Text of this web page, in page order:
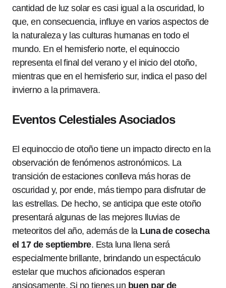
cantidad de luz solar es casi igual a la oscuridad, lo
que, en consecuencia, influye en varios aspectos de
la naturaleza y las culturas humanas en todo el
mundo. En el hemisferio norte, el equinoccio
representa el final del verano y el inicio del otoño,
mientras que en el hemisferio sur, indica el paso del
invierno a la primavera.
Eventos Celestiales Asociados
El equinoccio de otoño tiene un impacto directo en la
observación de fenómenos astronómicos. La
transición de estaciones conlleva más horas de
oscuridad y, por ende, más tiempo para disfrutar de
las estrellas. De hecho, se anticipa que este otoño
presentará algunas de las mejores lluvias de
meteoritos del año, además de la Luna de cosecha
el 17 de septiembre. Esta luna llena será
especialmente brillante, brindando un espectáculo
estelar que muchos aficionados esperan
ansiosamente. Si no tienes un buen par de